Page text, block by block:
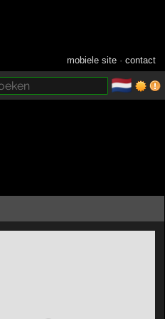
mobiele site ·contact
🇳🇱